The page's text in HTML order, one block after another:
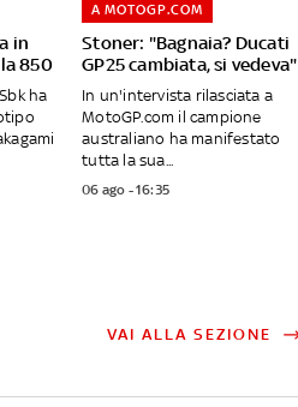
in
850
ha
Stoner: "Bagnaia? Ducati
GP25 cambiata, si vedeva"
A MOTOGP.COM
In un'intervista rilasciata a
MotoGP.com il campione
australiano ha manifestato
tutta la sua...
06 ago - 16:35
VAI ALLA SEZIONE